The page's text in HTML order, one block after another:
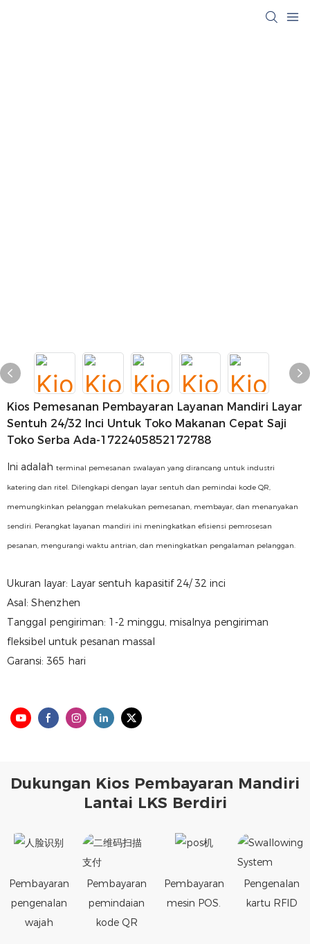
Kios Pemesanan Pembayaran Layanan Mandiri Layar
Sentuh 24/32 Inci Untuk Toko Makanan Cepat Saji
Toko Serba Ada-1722405852172788
Ini adalah terminal pemesanan swalayan yang dirancang untuk industri
katering dan ritel. Dilengkapi dengan layar sentuh dan pemindai kode QR,
memungkinkan pelanggan melakukan pemesanan, membayar, dan menanyakan
sendiri. Perangkat layanan mandiri ini meningkatkan efisiensi pemrosesan
pesanan, mengurangi waktu antrian, dan meningkatkan pengalaman pelanggan.
Ukuran layar: Layar sentuh kapasitif 24/ 32 inci
Asal: Shenzhen
Tanggal pengiriman: 1-2 minggu, misalnya pengiriman
fleksibel untuk pesanan massal
Garansi: 365 hari
Dukungan Kios Pembayaran Mandiri
Lantai LKS Berdiri
Pembayaran
pengenalan
wajah
Pembayaran
pemindaian
kode QR
Pembayaran
mesin POS.
Pengenalan
kartu RFID